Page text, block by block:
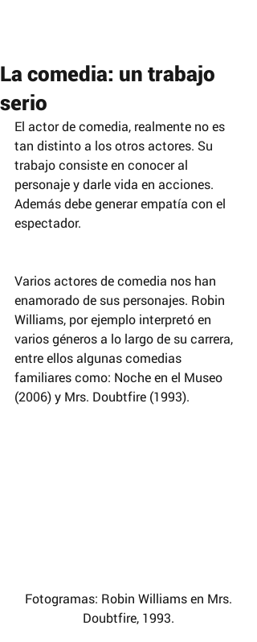
La comedia: un trabajo
serio
El actor de comedia, realmente no es
tan distinto a los otros actores. Su
trabajo consiste en conocer al
personaje y darle vida en acciones.
Además debe generar empatía con el
espectador.
Varios actores de comedia nos han
enamorado de sus personajes. Robin
Williams, por ejemplo interpretó en
varios géneros a lo largo de su carrera,
entre ellos algunas comedias
familiares como: Noche en el Museo
(2006) y Mrs. Doubtfire (1993).
Doubtfire, 1993.